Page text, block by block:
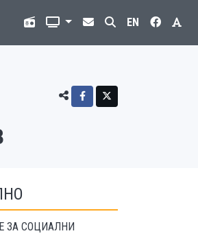
EN
ЗА СОЦИАЛНИ